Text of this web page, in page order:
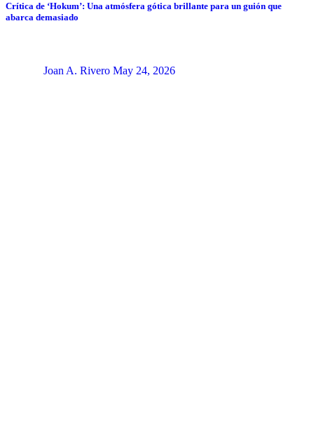
Crítica de ‘Hokum’: Una atmósfera gótica brillante para un guión que
abarca demasiado
Joan A. Rivero May 24, 2026